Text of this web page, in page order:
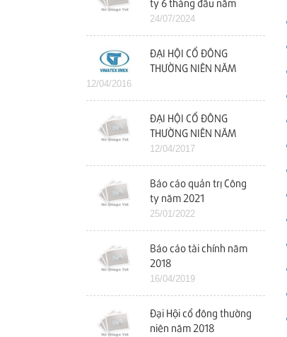
ty 6 tháng đầu năm
2024
24/07/2024
ĐẠI HỘI CỔ ĐÔNG
THƯỜNG NIÊN NĂM
12/04/2016
ĐẠI HỘI CỔ ĐÔNG
THƯỜNG NIÊN NĂM
2017
12/04/2017
Báo cáo quản trị Công
ty năm 2021
25/01/2022
Báo cáo tài chính năm
2018
16/04/2019
Đại Hội cổ đông thường
niên năm 2018